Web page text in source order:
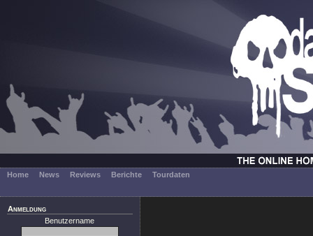
Home News Reviews Berichte Tourdaten
Anmeldung
Benutzername